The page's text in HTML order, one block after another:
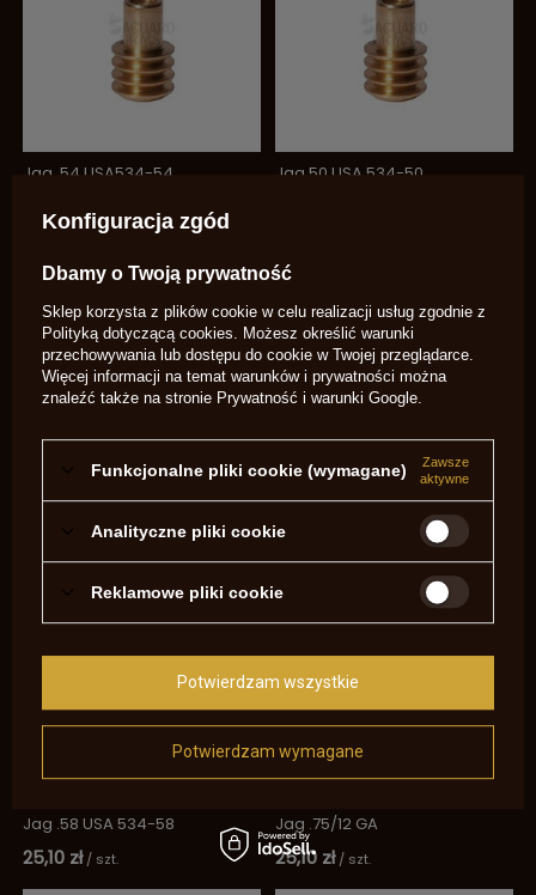
Jag .54 USA534-54 Jag 50 USA 534-50
Jag .69 USA534-69
25,10 zł /szt.
Jag 45 USA 534-45
21,28 zł
Jag .58 USA 534-58
25,10 zł / szt.
Jag .75/12 GA
25,10 zł / szt.
Konfiguracja zgód
Dbamy o Twoją prywatność
Sklep korzysta z plików cookie w celu realizacji usług zgodnie z
Polityką dotyczącą cookies . Możesz określić warunki
przechowywania lub dostępu do cookie w Twojej przeglądarce.
Więcej informacji na temat warunków i prywatności można
znaleźć także na stronie Prywatność i warunki Google
Funkcjonalne pliki cookie (wymagane)
Zawsze
aktywne
Analityczne pliki cookie
Reklamowe pliki cookie
Potwierdzam wymagane
Potwierdzam wszystkie